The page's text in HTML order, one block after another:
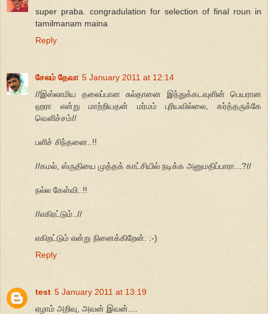
super praba. congradulation for selection of final roun in
tamilmanam maina
Reply
சேலம் தேவா 5 January 2011 at 12:14
//இஸ்லாமிய தலைப்பான சுல்தானை இந்துக்கடவுளின் பெயரான
ஹரா என்று மாற்றியதன் மர்மம் புரியவில்லை, கர்த்தருக்கே
வெளிச்சம்//
பளிச் சிந்தனை..!!
//கமல், ஸ்ருதியை முத்தக் காட்சியில் நடிக்க அனுமதிப்பாரா...?//
நல்ல கேள்வி..!!
//எகிரட்டும்..//
எகிறட்டும் என்று நினைக்கிறேன். :-)
Reply
test 5 January 2011 at 13:19
ஏழாம் அறிவு, அவன் இவன்....